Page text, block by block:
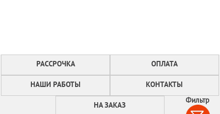
Фильтр
РАССРОЧКА ОПЛАТА
НАШИ РАБОТЫ КОНТАКТЫ
НА ЗАКАЗ